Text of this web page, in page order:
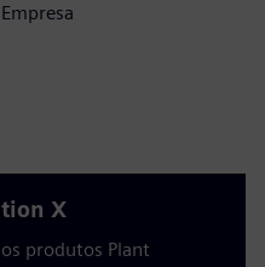
X
produtos Plant